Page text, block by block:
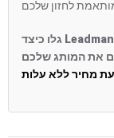
גלו כיצד Leadman Fitness יכולה לייצר לוחות פגוש איכותיים